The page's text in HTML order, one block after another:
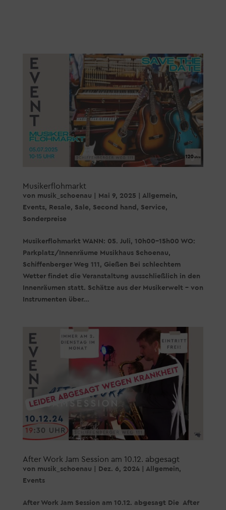
Musikerflohmarkt
von musik_schoenau Mai 9, 2025 Allgemein,
Events, Resale, Sale, Second hand , Service,
Sonderpreise
Musikerflohmarkt WANN: 05. Juli, 10h00-15h00 WO:
Parkplatz/Innenräume Musikhaus Schoenau,
Schiffenberger Weg 111, Gießen Bei schlechtem
Wetter findet die Veranstaltung ausschließlich in den
Innenräumen statt. Schätze aus der Musikerwelt – von
Instrumenten über...
After Work Jam Session am 10.12. abgesagt
von musik_schoenau Dez. 6, 2024| Allgemein,
Events
After Work Jam Session am 10.12. abgesagt Die After